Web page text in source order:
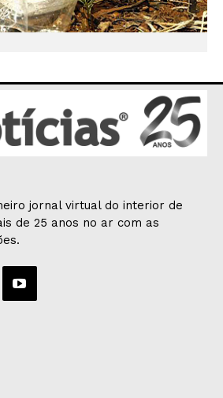
jornal virtual do interior de
de 25 anos no ar com as